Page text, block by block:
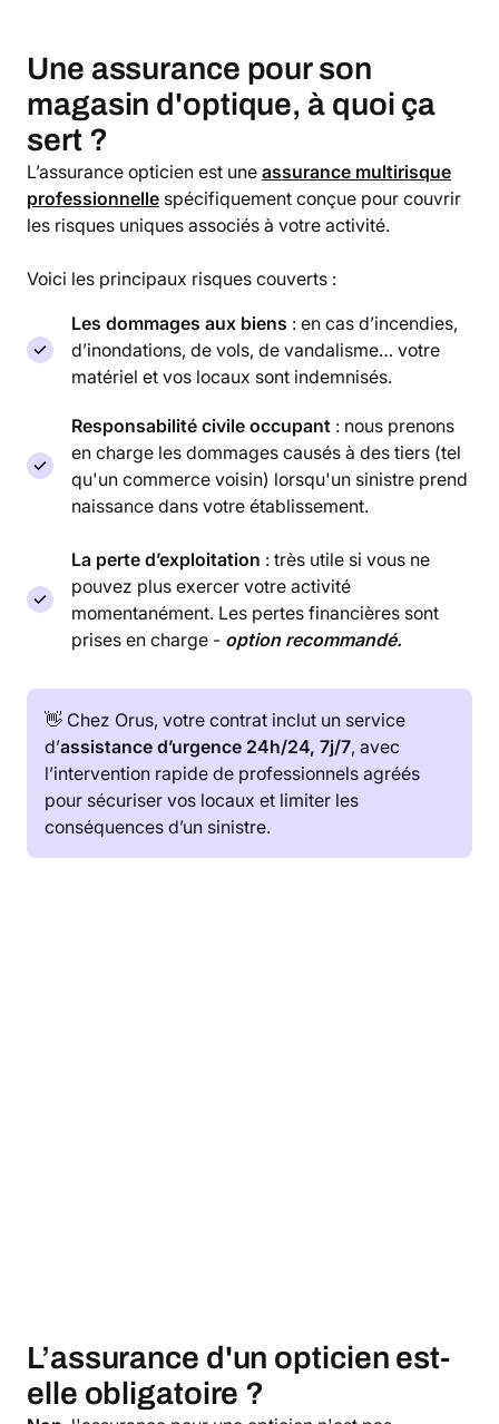
Une assurance pour son
magasin d'optique, à quoi ça
sert ?
L’assurance opticien est une assurance multirisque
professionnelle spécifiquement conçue pour couvrir
les risques uniques associés à votre activité.
Voici les principaux risques couverts :
Les dommages aux biens : en cas d’incendies,
d’inondations, de vols, de vandalisme… votre
matériel et vos locaux sont indemnisés.
Responsabilité civile occupant : nous prenons
en charge les dommages causés à des tiers (tel
qu'un commerce voisin) lorsqu'un sinistre prend
naissance dans votre établissement.
La perte d’exploitation : très utile si vous ne
pouvez plus exercer votre activité
momentanément. Les pertes financières sont
prises en charge - option recommandé.
👋 Chez Orus, votre contrat inclut un service
d’assistance d’urgence 24h/24, 7j/7, avec
l’intervention rapide de professionnels agréés
pour sécuriser vos locaux et limiter les
conséquences d’un sinistre.
L’assurance d'un opticien est-
elle obligatoire ?